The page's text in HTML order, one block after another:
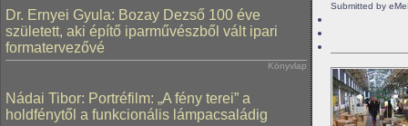
Dr. Ernyei Gyula: Bozay Dezső 100 éve
született, aki építő iparművészből vált ipari
formatervezővé
Könyvlap
Nádai Tibor: Portréfilm: „A fény terei” a
holdfénytől a funkcionális lámpacsaládig
Submitted by